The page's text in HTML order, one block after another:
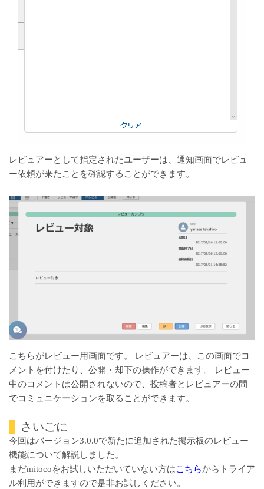
レビュアーとして指定されたユーザーは、通知画面でレビュ
ー依頼が来たことを確認することができます。
こちらがレビュー用画面です。 レビュアーは、この画面でコ
メントを付けたり、公開・却下の操作ができます。 レビュー
中のコメントは公開されないので、投稿者とレビュアーの間
でコミュニケーションを取ることができます。
さいごに
今回はバージョン3.0.0で新たに追加された掲示板のレビュー
機能について解説しました。
まだmitocoをお試しいただいていない方はこちらからトライア
ル利用ができますので是非お試しください。